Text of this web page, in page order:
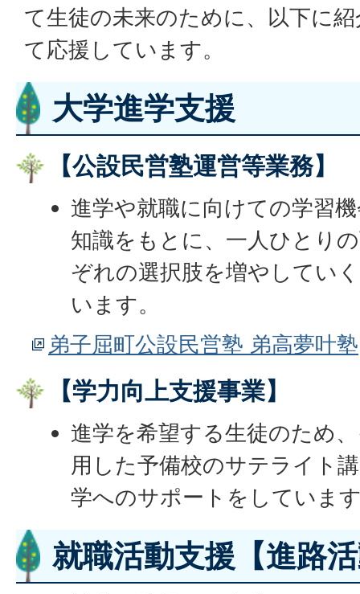
て生徒の未来のために、以下に
て応援しています。
大学進学支援
【公設民営塾運営等業務】
進学や就職に向けての学習
知識をもとに、一人ひとり
ぞれの選択肢を増やしてい
います。
弟子屈町公設民営塾 弟高夢叶塾
【学力向上支援事業】
進学を希望する生徒のため
用した予備校のサテライト
学へのサポートをしていま
就職活動支援【進路